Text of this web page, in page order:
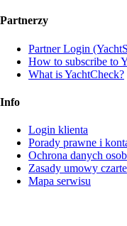
Partnerzy
Partner Login
How to subscribe to
What is YachtCheck?
Info
Login klienta
Porady prawne i
Ochrona danych
Zasady umowy
Mapa serwisu